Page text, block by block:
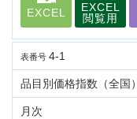
EXCEL
EXCEL
閲覧用
表番号 4-1
品目別価格指数（全国）
月次